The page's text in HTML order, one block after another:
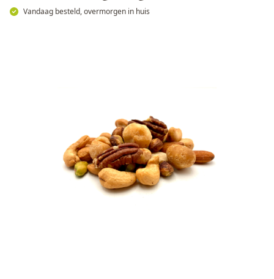
Vandaag besteld, overmorgen in huis